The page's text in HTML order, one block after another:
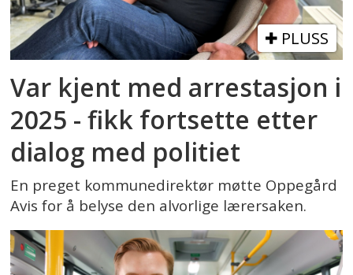
PLUSS
Var kjent med arrestasjon i
2025 - fikk fortsette etter
dialog med politiet
En preget kommunedirektør møtte Oppegård
Avis for å belyse den alvorlige lærersaken.